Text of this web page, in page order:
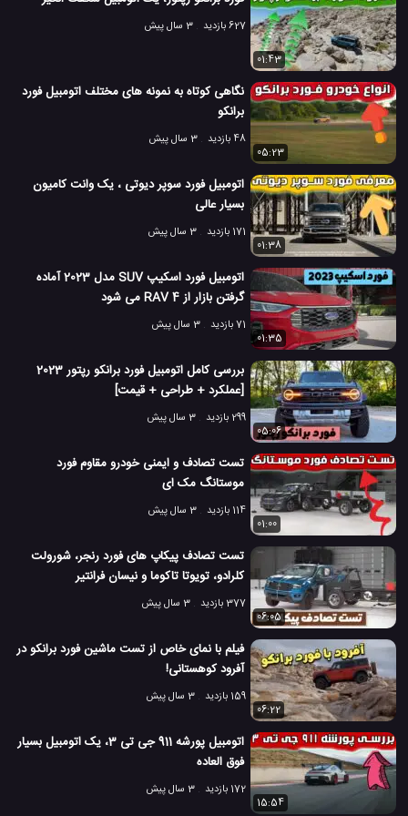
627 بازدید 3 سال پیش
01:43
نگاهی کوتاه به نمونه های مختلف اتومبیل فورد
برانکو
48 بازدید
3 سال پیش
05:23
اتومبیل فورد سوپر دیوتی ، یک وانت کامیون
بسیار عالی
171 بازدید
3 سال پیش
01:38
اتومبیل فورد اسکیپ SUV مدل 2023 آماده
گرفتن بازار از RAV 4 می شود
71 بازدید
3 سال پیش
01:35
بررسی کامل اتومبیل فورد برانکو رپتور 2023
[عملکرد + طراحی + قیمت]
299 بازدید
3 سال پیش
05:06
تست تصادف و ایمنی خودرو مقاوم فورد
موستانگ مک ای
114 بازدید
3 سال پیش
01:00
تست تصادف پیکاپ های فورد رنجر، شورولت
کلرادو، تویوتا تاکوما و نیسان فرانتیر
377 بازدید
3 سال پیش
06:05
فیلم با نمای خاص از تست ماشین فورد برانکو در
آفرود کوهستانی!
159 بازدید
3 سال پیش
06:22
اتومبیل پورشه 911 جی تی 3، یک اتومبیل بسیار
فوق العاده
172 بازدید
3 سال پیش
15:54